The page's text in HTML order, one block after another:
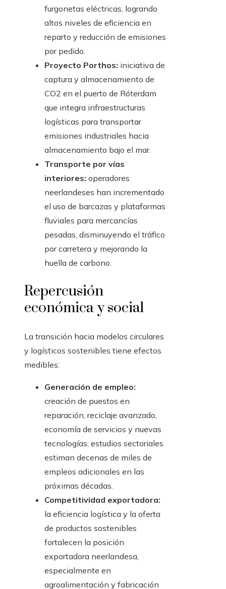
furgonetas eléctricas, logrando
altos niveles de eficiencia en
reparto y reducción de emisiones
por pedido.
Proyecto Porthos: iniciativa de
captura y almacenamiento de
CO2 en el puerto de Róterdam
que integra infraestructuras
logísticas para transportar
emisiones industriales hacia
almacenamiento bajo el mar.
Transporte por vías
interiores: operadores
neerlandeses han incrementado
el uso de barcazas y plataformas
fluviales para mercancías
pesadas, disminuyendo el tráfico
por carretera y mejorando la
huella de carbono.
Repercusión
económica y social
La transición hacia modelos circulares
y logísticos sostenibles tiene efectos
medibles:
Generación de empleo:
creación de puestos en
reparación, reciclaje avanzado,
economía de servicios y nuevas
tecnologías; estudios sectoriales
estiman decenas de miles de
empleos adicionales en las
próximas décadas.
Competitividad exportadora:
la eficiencia logística y la oferta
de productos sostenibles
fortalecen la posición
exportadora neerlandesa,
especialmente en
agroalimentación y fabricación